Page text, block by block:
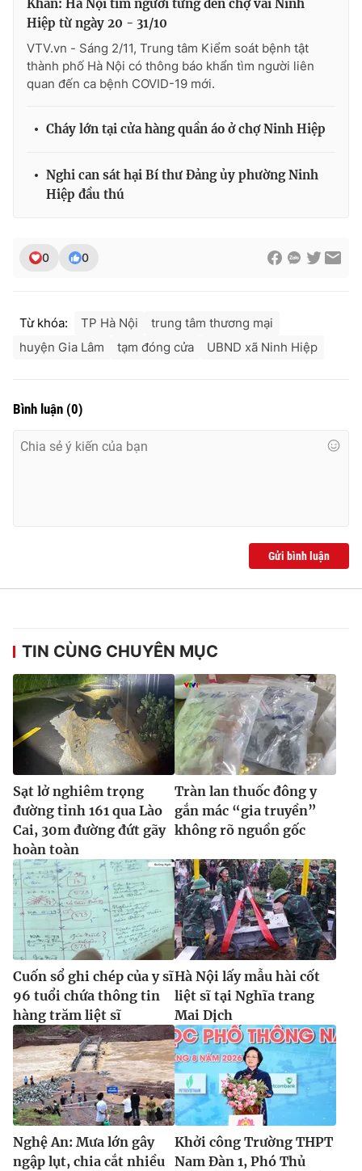
Ðiện thoại Thời báo VTV:024.66 897 897
Email:toasoan@vtv.vn
Liên hệ quảng cáo:024-7300.7108
Khẩn: Hà Nội tìm người từng đến chợ vải Ninh
Hiệp từ ngày 20 - 31/10
VTV.vn - Sáng 2/11, Trung tâm Kiểm soát bệnh tật
thành phố Hà Nội có thông báo khẩn tìm người liên
quan đến ca bệnh COVID-19 mới.
Cháy lớn tại cửa hàng quần áo ở chợ Ninh Hiệp
Nghi can sát hại Bí thư Đảng ủy phường Ninh
Hiệp đầu thú
0 0
Từ khóa: TP Hà Nội
trung tâm thương mại
huyện Gia Lâm
tạm đóng cửa UBND xã Ninh Hiệp
Bình luận (0)
Gửi bình luận
TIN CÙNG CHUYÊN MỤC
Sạt lở nghiêm trọng
đường tỉnh 161 qua Lào
Cai, 30m đường đứt gãy
hoàn toàn
Tràn lan thuốc đông y
gắn mác “gia truyền”
không rõ nguồn gốc
Cuốn sổ ghi chép của y sĩ
96 tuổi chứa thông tin
hàng trăm liệt sĩ
Hà Nội lấy mẫu hài cốt
liệt sĩ tại Nghĩa trang
Mai Dịch
Nghệ An: Mưa lớn gây
ngập lụt, chia cắt nhiều
Khởi công Trường THPT
Nam Đàn 1, Phó Thủ